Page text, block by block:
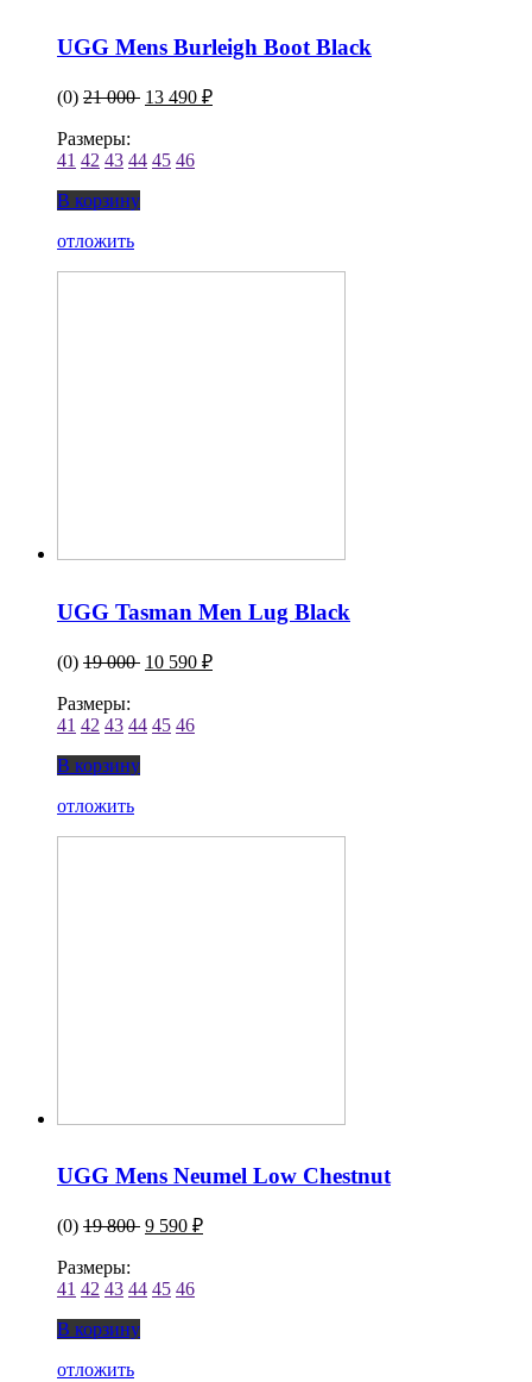
UGG Mens Burleigh Boot Black
(0) 21 000 13 490 ₽
Размеры:
41 42 43 44 45 46
В корзину
отложить
UGG Tasman Men Lug Black
(0) 19 000 10 590 ₽
Размеры:
41 42 43 44 45 46
В корзину
отложить
UGG Mens Neumel Low Chestnut
(0) 19 800 9 590 ₽
Размеры:
41 42 43 44 45 46
В корзину
отложить